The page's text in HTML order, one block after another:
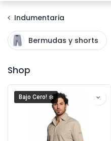
Indumentaria
Bermudas y shorts
Shop
Bajo Cero! ❄️